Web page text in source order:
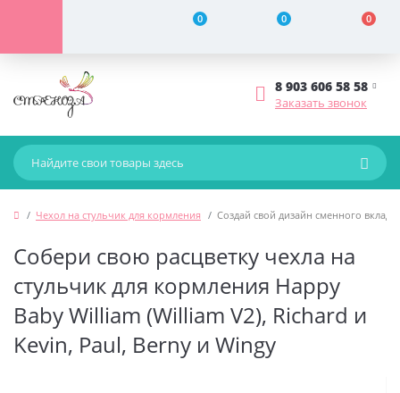
0 0 0
8 903 606 58 58
Заказать звонок
Чехол на стульчик для кормления Создай свой дизайн сменного
Собери свою расцветку чехла на
стульчик для кормления Happy
Baby William (William V2), Richard и
Kevin, Paul, Berny и Wingy